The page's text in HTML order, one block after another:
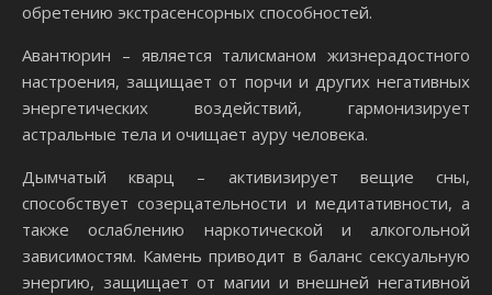
обретению экстрасенсорных способностей.
Авантюрин – является талисманом жизнерадостного
настроения, защищает от порчи и других негативных
энергетических воздействий, гармонизирует
астральные тела и очищает ауру человека.
Дымчатый кварц – активизирует вещие сны,
способствует созерцательности и медитативности, а
также ослаблению наркотической и алкогольной
зависимостям. Камень приводит в баланс сексуальную
энергию, защищает от магии и внешней негативной